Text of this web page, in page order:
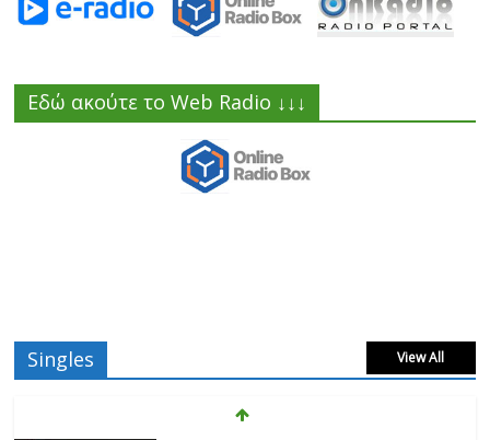
Εδώ ακούτε το Web Radio ↓↓↓
Singles View All